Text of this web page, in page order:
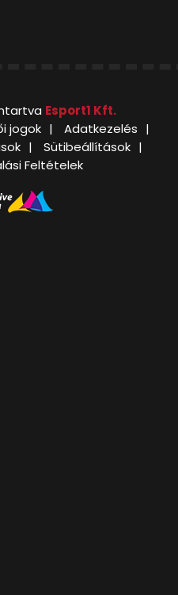
Esport1 Kft.
jogok
Adatkezelés
Sütibeállítások
Feltételek